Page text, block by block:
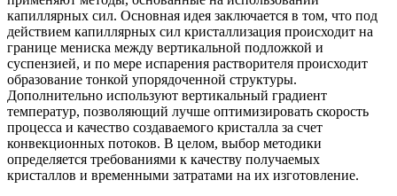
капиллярных сил. Основная идея заключается в том, что под
действием капиллярных сил кристаллизация происходит на
границе мениска между вертикальной подложкой и
суспензией, и по мере испарения растворителя происходит
образование тонкой упорядоченной структуры.
Дополнительно используют вертикальный градиент
температур, позволяющий лучше оптимизировать скорость
процесса и качество создаваемого кристалла за счет
конвекционных потоков. В целом, выбор методики
определяется требованиями к качеству получаемых
кристаллов и временными затратами на их изготовление.